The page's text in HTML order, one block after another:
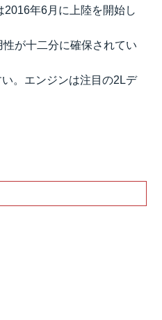
年6月に上陸を開始し
が十二分に確保されてい
。エンジンは注目の2Lデ